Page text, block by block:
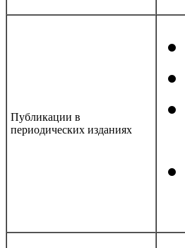
Публикации в
периодических изданиях